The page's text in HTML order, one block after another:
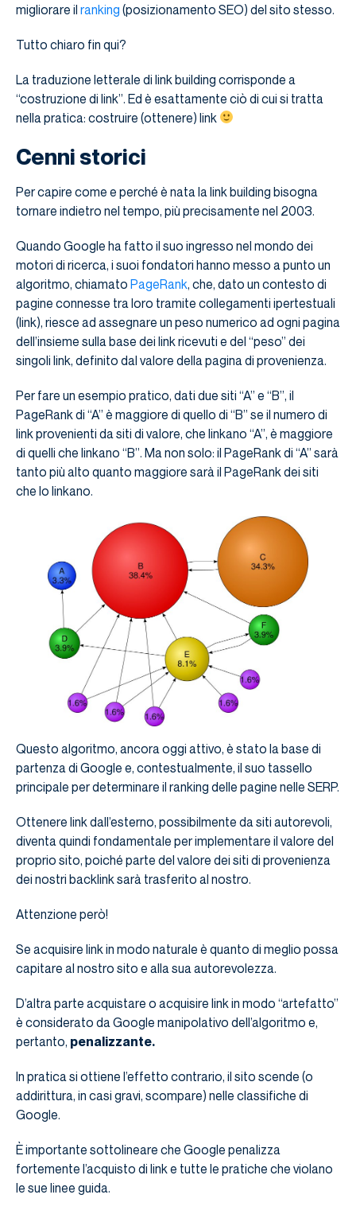
migliorare il ranking (posizionamento SEO) del sito stesso.
Tutto chiaro fin qui?
La traduzione letterale di link building corrisponde a
“costruzione di link”. Ed è esattamente ciò di cui si tratta
nella pratica: costruire (ottenere) link
Cenni storici
Per capire come e perché è nata la link building bisogna
tornare indietro nel tempo, più precisamente nel 2003.
Quando Google ha fatto il suo ingresso nel mondo dei
motori di ricerca, i suoi fondatori hanno messo a punto un
algoritmo, chiamato PageRank, che, dato un contesto di
pagine connesse tra loro tramite collegamenti ipertestuali
(link), riesce ad assegnare un peso numerico ad ogni pagina
dell’insieme sulla base dei link ricevuti e del “peso” dei
singoli link, definito dal valore della pagina di provenienza.
Per fare un esempio pratico, dati due siti “A” e “B”, il
PageRank di “A” è maggiore di quello di “B” se il numero di
link provenienti da siti di valore, che linkano “A”, è maggiore
di quelli che linkano “B”. Ma non solo: il PageRank di “A” sarà
tanto più alto quanto maggiore sarà il PageRank dei siti
che lo linkano.
Questo algoritmo, ancora oggi attivo, è stato la base di
partenza di Google e, contestualmente, il suo tassello
principale per determinare il ranking delle pagine nelle SERP.
Ottenere link dall’esterno, possibilmente da siti autorevoli,
diventa quindi fondamentale per implementare il valore del
proprio sito, poiché parte del valore dei siti di provenienza
dei nostri backlink sarà trasferito al nostro.
Attenzione però!
Se acquisire link in modo naturale è quanto di meglio possa
capitare al nostro sito e alla sua autorevolezza.
D’altra parte acquistare o acquisire link in modo “artefatto”
è considerato da Google manipolativo dell’algoritmo e,
pertanto, penalizzante.
In pratica si ottiene l’effetto contrario, il sito scende (o
addirittura, in casi gravi, scompare) nelle classifiche di
Google.
È importante sottolineare che Google penalizza
fortemente l’acquisto di link e tutte le pratiche che violano
le sue linee guida.